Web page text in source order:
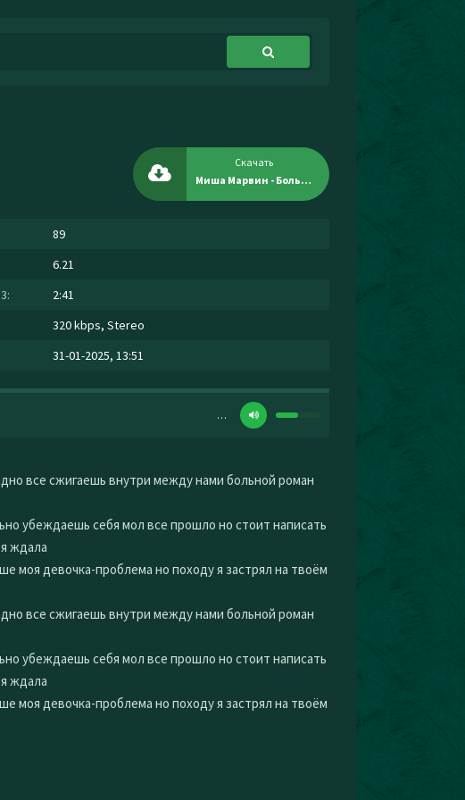
Скачать
Миша Марвин - Больная тема
89
6.21
2:41
320 kbps, Stereo
31-01-2025, 13:51
…
все сжигаешь внутри между нами больной роман
убеждаешь себя мол все прошло но стоит написать
ждала
моя девочка-проблема но походу я застрял на твоём
все сжигаешь внутри между нами больной роман
убеждаешь себя мол все прошло но стоит написать
ждала
моя девочка-проблема но походу я застрял на твоём